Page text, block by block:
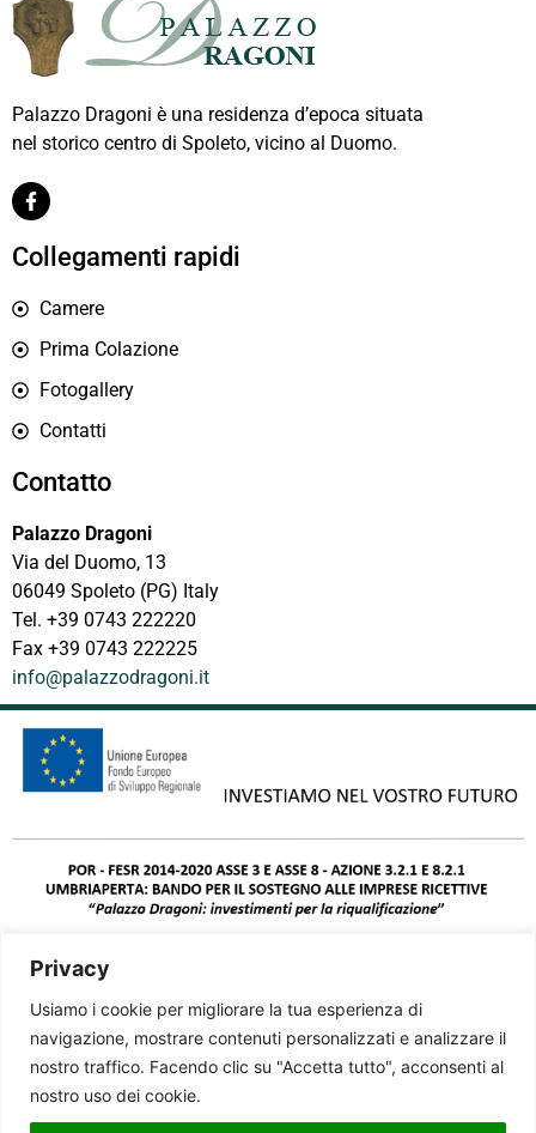
Privacy
Usiamo i cookie per migliorare la tua esperienza di
navigazione, mostrare contenuti personalizzati e analizzare il
nostro traffico. Facendo clic su "Accetta tutto", acconsenti al
nostro uso dei cookie.
Palazzo Dragoni è una residenza d’epoca situata
nel storico centro di Spoleto, vicino al Duomo.
Collegamenti rapidi
Camere
Prima Colazione
Fotogallery
Contatti
Contatto
Palazzo Dragoni
Via del Duomo, 13
06049 Spoleto (PG) Italy
Tel. +39 0743 222220
Fax +39 0743 222225
info@palazzodragoni.it